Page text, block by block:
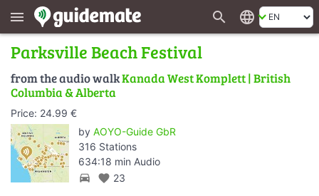
menu search language
Parksville Beach Festival
from the audio walkKanada West Komplett | British
Columbia & Alberta
Price: 24.99 €
by AOYO-Guide GbR
316 Stations
634:18 min Audio
directions_car favorite 23